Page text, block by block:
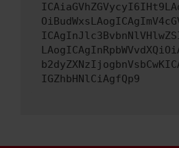
IGZhbHNlCiAgfQp9